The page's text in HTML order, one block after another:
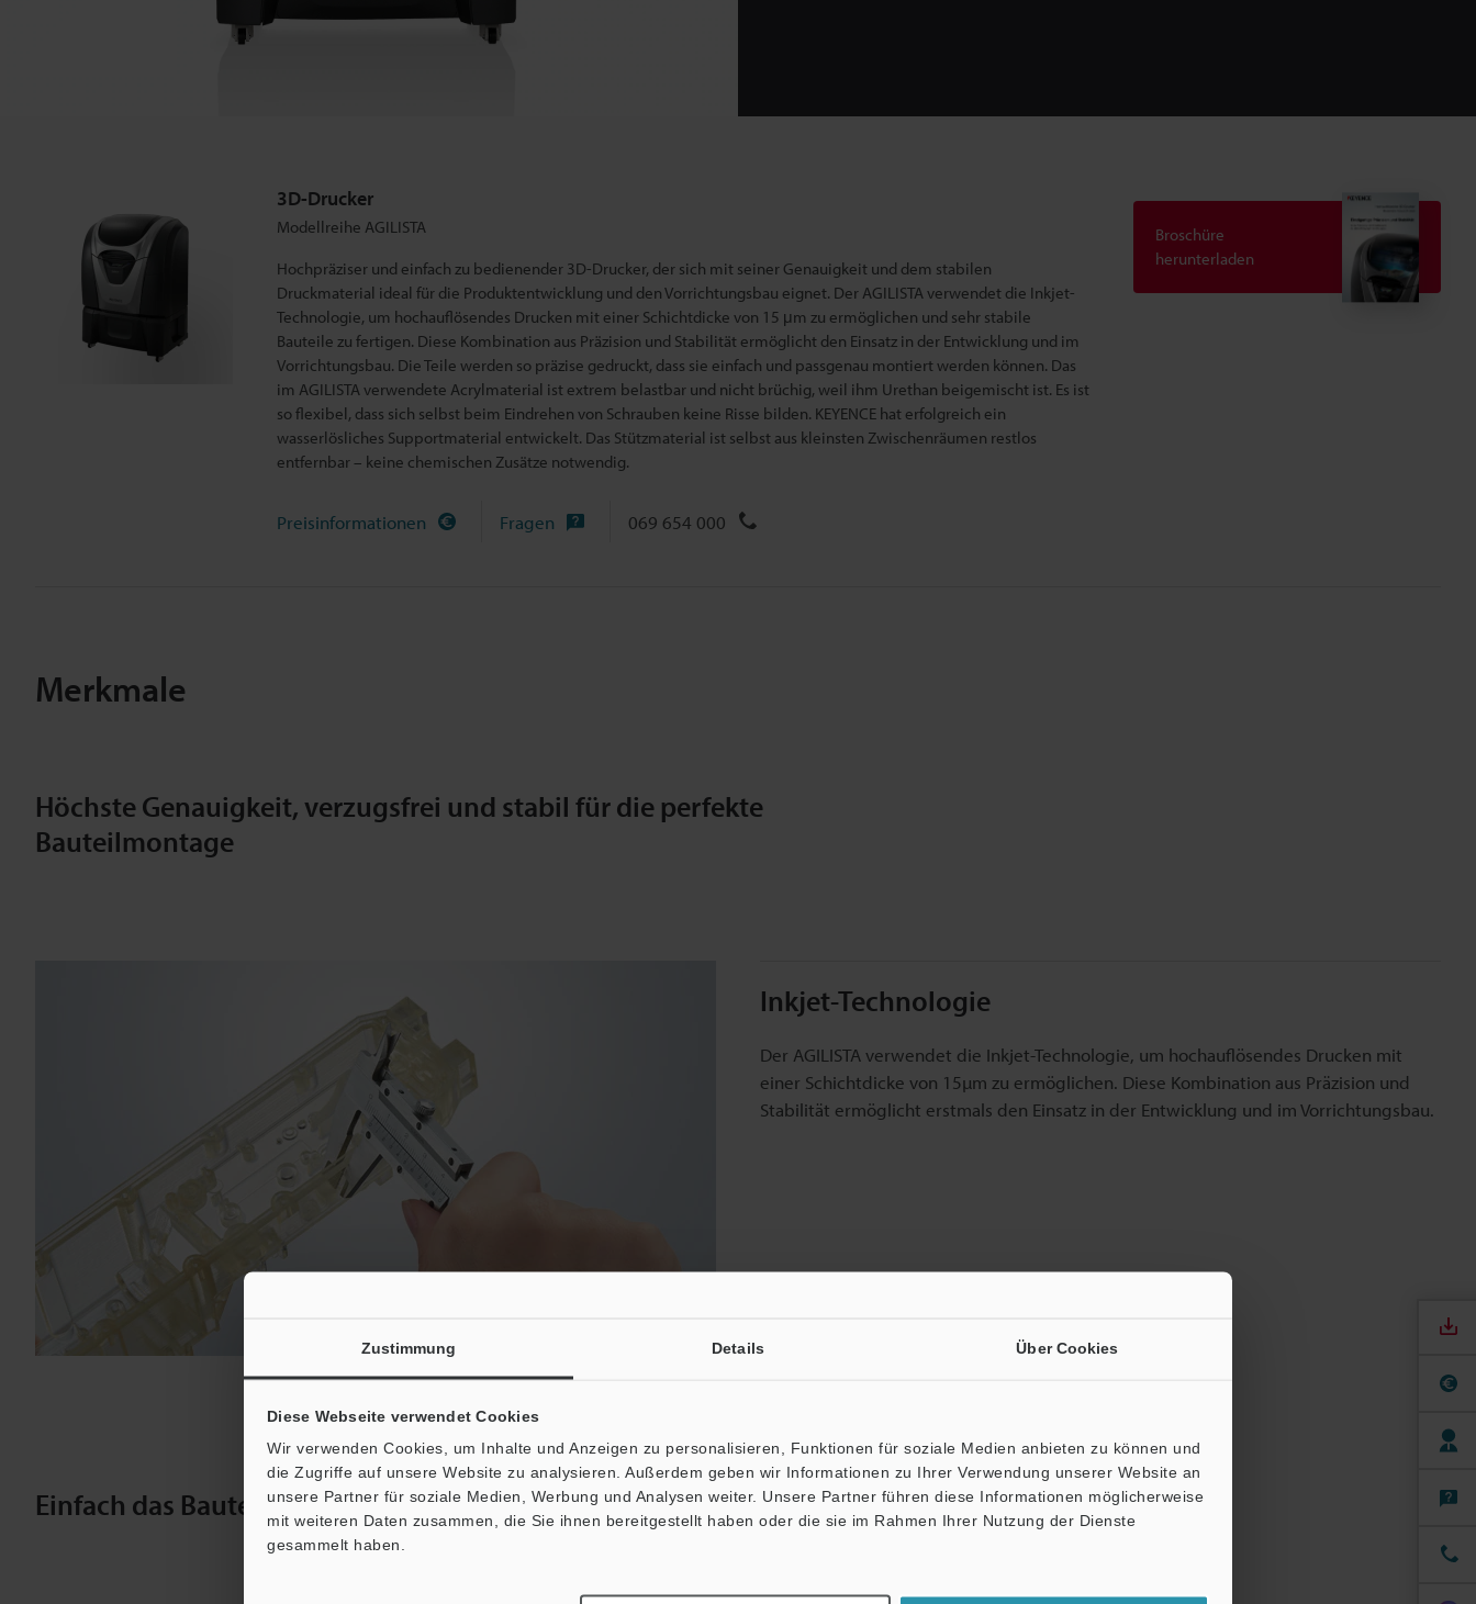
Zustimmung Details Über Cookies
Diese Webseite verwendet Cookies
Wir verwenden Cookies, um Inhalte und Anzeigen zu personalisieren, Funktionen für soziale Medien anbieten zu können und
die Zugriffe auf unsere Website zu analysieren. Außerdem geben wir Informationen zu Ihrer Verwendung unserer Website an
unsere Partner für soziale Medien, Werbung und Analysen weiter. Unsere Partner führen diese Informationen möglicherweise
mit weiteren Daten zusammen, die Sie ihnen bereitgestellt haben oder die sie im Rahmen Ihrer Nutzung der Dienste
gesammelt haben.
3D-Drucker
Modellreihe AGILISTA
Hochpräziser und einfach zu bedienender 3D-Drucker, der sich mit seiner Genauigkeit und dem stabilen
Druckmaterial ideal für die Produktentwicklung und den Vorrichtungsbau eignet. Der AGILISTA verwendet die Inkjet-
Technologie, um hochauflösendes Drucken mit einer Schichtdicke von 15 μm zu ermöglichen und sehr stabile
Bauteile zu fertigen. Diese Kombination aus Präzision und Stabilität ermöglicht den Einsatz in der Entwicklung und im
Vorrichtungsbau. Die Teile werden so präzise gedruckt, dass sie einfach und passgenau montiert werden können. Das
im AGILISTA verwendete Acrylmaterial ist extrem belastbar und nicht brüchig, weil ihm Urethan beigemischt ist. Es ist
so flexibel, dass sich selbst beim Eindrehen von Schrauben keine Risse bilden. KEYENCE hat erfolgreich ein
wasserlösliches Supportmaterial entwickelt. Das Stützmaterial ist selbst aus kleinsten Zwischenräumen restlos
entfernbar – keine chemischen Zusätze notwendig.
Broschüre
herunterladen
Preisinformationen Fragen 069 654 000
Merkmale
Höchste Genauigkeit, verzugsfrei und stabil für die perfekte
Bauteilmontage
Inkjet-Technologie
Der AGILISTA verwendet die Inkjet-Technologie, um hochauflösendes Drucken mit
einer Schichtdicke von 15µm zu ermöglichen. Diese Kombination aus Präzision und
Stabilität ermöglicht erstmals den Einsatz in der Entwicklung und im Vorrichtungsbau.
Einfach das Bauteil in Leitungswasser einlegen